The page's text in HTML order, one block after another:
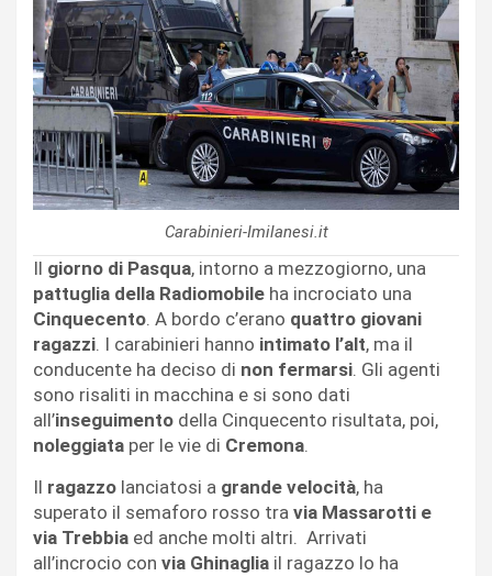
Carabinieri-Imilanesi.it
Il giorno di Pasqua, intorno a mezzogiorno, una
pattuglia della Radiomobile ha incrociato una
Cinquecento. A bordo c’erano quattro giovani
ragazzi. I carabinieri hanno intimato l’alt, ma il
conducente ha deciso di non fermarsi. Gli agenti
sono risaliti in macchina e si sono dati
all’inseguimento della Cinquecento risultata, poi,
noleggiata per le vie di Cremona.
Il ragazzo lanciatosi a grande velocità, ha
superato il semaforo rosso tra via Massarotti e
via Trebbia ed anche molti altri. Arrivati
all’incrocio con via Ghinaglia il ragazzo lo ha